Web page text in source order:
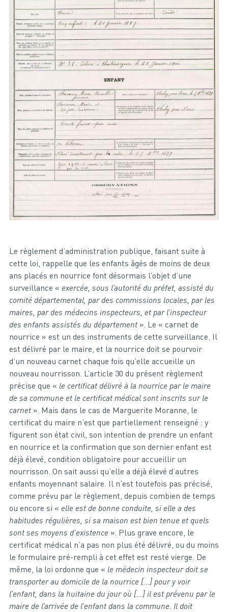
Le règlement d’administration publique, faisant suite à
cette loi, rappelle que les enfants âgés de moins de deux
ans placés en nourrice font désormais l’objet d’une
surveillance « exercée, sous l’autorité du préfet, assisté du
comité départemental, par des commissions locales, par les
maires, par des médecins inspecteurs, et par l’inspecteur
des enfants assistés du département». Le « carnet de
nourrice » est un des instruments de cette surveillance. Il
est délivré par le maire, et la nourrice doit se pourvoir
d’un nouveau carnet chaque fois qu’elle accueille un
nouveau nourrisson. L’article 30 du présent règlement
précise que « le certificat délivré à la nourrice par le maire
de sa commune et le certificat médical sont inscrits sur le
carnet». Mais dans le cas de Marguerite Moranne, le
certificat du maire n’est que partiellement renseigné : y
figurent son état civil, son intention de prendre un enfant
en nourrice et la confirmation que son dernier enfant est
déjà élevé, condition obligatoire pour accueillir un
nourrisson. On sait aussi qu’elle a déjà élevé d’autres
enfants moyennant salaire. Il n’est toutefois pas précisé,
comme prévu par le règlement, depuis combien de temps
ou encore si « elle est de bonne conduite, si elle a des
habitudes régulières, si sa maison est bien tenue et quels
sont ses moyens d’existence». Plus grave encore, le
certificat médical n’a pas non plus été délivré, ou du moins
le formulaire pré-rempli à cet effet est resté vierge. De
même, la loi ordonne que « le médecin inspecteur doit se
transporter au domicile de la nourrice […] pour y voir
l’enfant, dans la huitaine du jour où […] il est prévenu par le
maire de l’arrivée de l’enfant dans la commune. Il doit